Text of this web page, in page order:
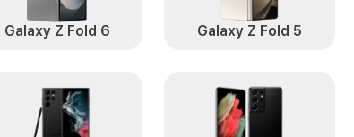
Замена USB порта Galaxy A04s
Ремонт цепи питания Galaxy
Замена Wi-Fi Galaxy A04s
Galaxy Z Fold 6 Galaxy Z Fold 5